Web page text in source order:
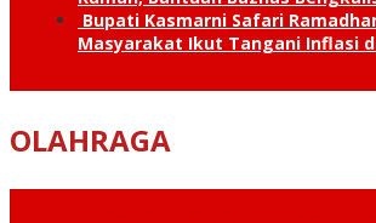
Bupati Kasmarni Safari
Masyarakat Ikut Tangani Inflasi
OLAHRAGA